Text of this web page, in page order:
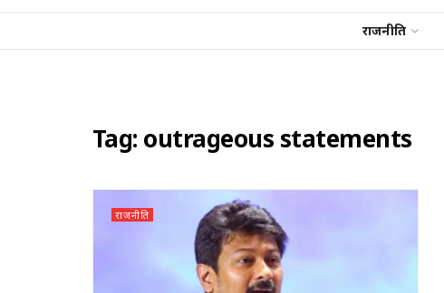
राजनीति
Tag: outrageous statements
राजनीति